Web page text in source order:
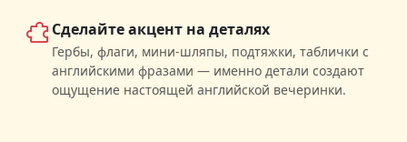
Сделайте акцент на деталях
Гербы, флаги, мини‑шляпы, подтяжки, таблички с
английскими фразами — именно детали создают
ощущение настоящей английской вечеринки.